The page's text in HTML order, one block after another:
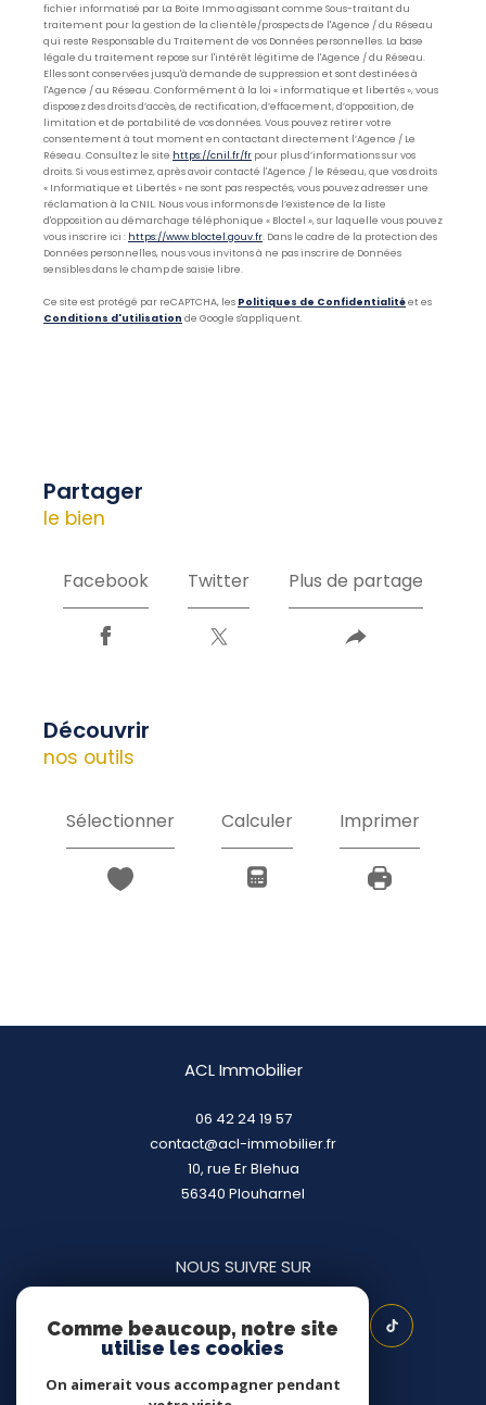
fichier informatisé par La Boite Immo agissant comme Sous-traitant du
traitement pour la gestion de la clientèle/prospects de l'Agence / du Réseau
qui reste Responsable du Traitement de vos Données personnelles. La base
légale du traitement repose sur l'intérêt légitime de l'Agence / du Réseau.
Elles sont conservées jusqu'à demande de suppression et sont destinées à
l'Agence / au Réseau. Conformément à la loi « informatique et libertés », vous
disposez des droits d’accès, de rectification, d’effacement, d’opposition, de
limitation et de portabilité de vos données. Vous pouvez retirer votre
consentement à tout moment en contactant directement l’Agence / Le
Réseau. Consultez le site https://cnil.fr/fr pour plus d’informations sur vos
droits. Si vous estimez, après avoir contacté l'Agence / le Réseau, que vos droits
« Informatique et Libertés » ne sont pas respectés, vous pouvez adresser une
réclamation à la CNIL. Nous vous informons de l’existence de la liste
d'opposition au démarchage téléphonique « Bloctel », sur laquelle vous pouvez
vous inscrire ici : https://www.bloctel.gouv.fr. Dans le cadre de la protection des
Données personnelles, nous vous invitons à ne pas inscrire de Données
sensibles dans le champ de saisie libre.
Ce site est protégé par reCAPTCHA, les Politiques de Confidentialitéet es
Conditions d'utilisation de Google s'appliquent.
partager
le bien
Facebook Twitter Plus de partage
découvrir
nos outils
Sélectionner Calculer Imprimer
ACL Immobilier
06 42 24 19 57
contact@acl-immobilier.fr
10, rue Er Blehua
56340
plouharnel
NOUS SUIVRE SUR
Comme beaucoup, notre site
utilise les cookies
On aimerait vous accompagner pendant